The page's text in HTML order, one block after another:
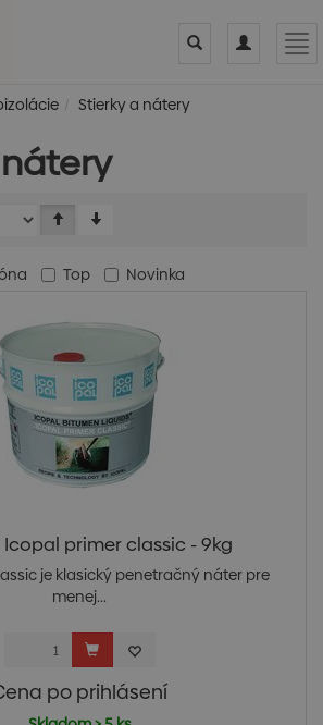
Toggle
Toggle
Stierky a nátery
Top Novinka
Icopal primer classic - 9kg
je klasický penetračný náter pre
menej...
po prihlásení